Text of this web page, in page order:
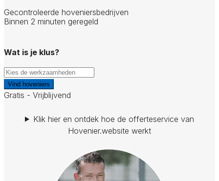
Gecontroleerde hoveniersbedrijven
Binnen 2 minuten geregeld
Wat is je klus?
Vind hoveniers
Gratis - Vrijblijvend
Klik hier en ontdek hoe de offerteservice van
Hovenier.website werkt